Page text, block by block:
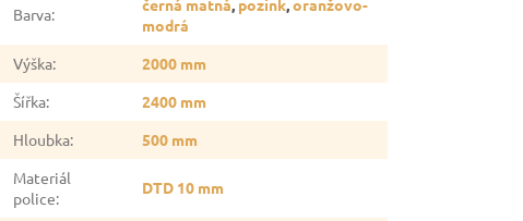
Barva: černá matná, pozink,oranžovo-
modrá
Výška:
2000 mm
Šířka:
2400 mm
Hloubka:
500 mm
Materiál
police:
DTD 10 mm